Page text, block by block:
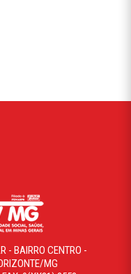
- BAIRRO CENTRO -
MG